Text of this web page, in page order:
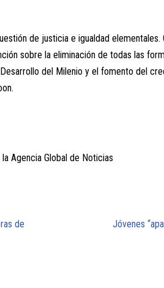
de justicia e igualdad
sobre la eliminación de todas las
del Milenio y el fomento del
Agencia Global de Noticias
de
Jóvenes